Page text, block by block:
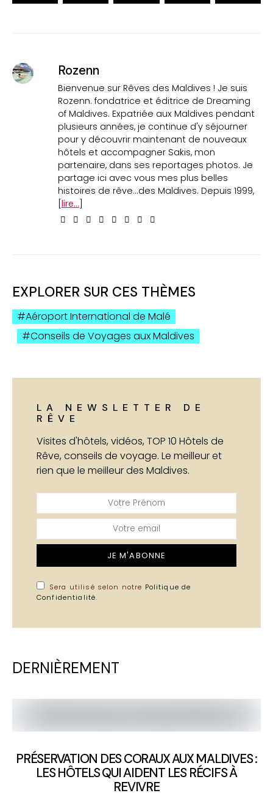
Rozenn
Bienvenue sur Rêves des Maldives ! Je suis
Rozenn. fondatrice et éditrice de Dreaming
of Maldives. Expatriée aux Maldives pendant
plusieurs années, je continue d'y séjourner
pour y découvrir maintenant de nouveaux
hôtels et accompagner Sakis, mon
partenaire, dans ses reportages photos. Je
partage ici avec vous mes plus belles
histoires de rêve...des Maldives. Depuis 1999,
[lire...]
EXPLORER SUR CES THÈMES
Aéroport International de Malé
Conseils de Voyages aux Maldives
LA NEWSLETTER DE
RÊVE
Visites d'hôtels, vidéos, TOP 10 Hôtels de
Rêve, conseils de voyage. Le meilleur et
rien que le meilleur des Maldives.
JE M'ABONNE
Sera utilisé selon notre Politique de
Confidentialité.
DERNIÈREMENT
PRÉSERVATION DES CORAUX AUX MALDIVES :
LES HÔTELS QUI AIDENT LES RÉCIFS À
REVIVRE